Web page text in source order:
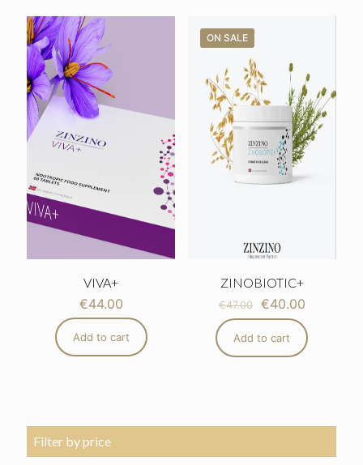
VIVA+
€44.00
Add to cart
ON SALE
ZINOBIOTIC+
€47.00 €40.00
Add to cart
Filter by price